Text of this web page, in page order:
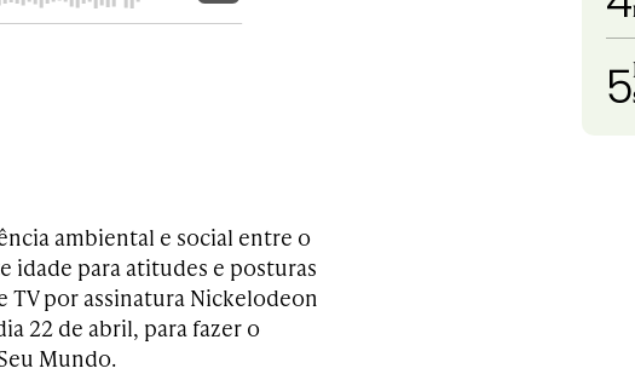
ambiental e social entre o
idade para atitudes e posturas
TV por assinatura Nickelodeon
22 de abril, para fazer o
Mundo.
5